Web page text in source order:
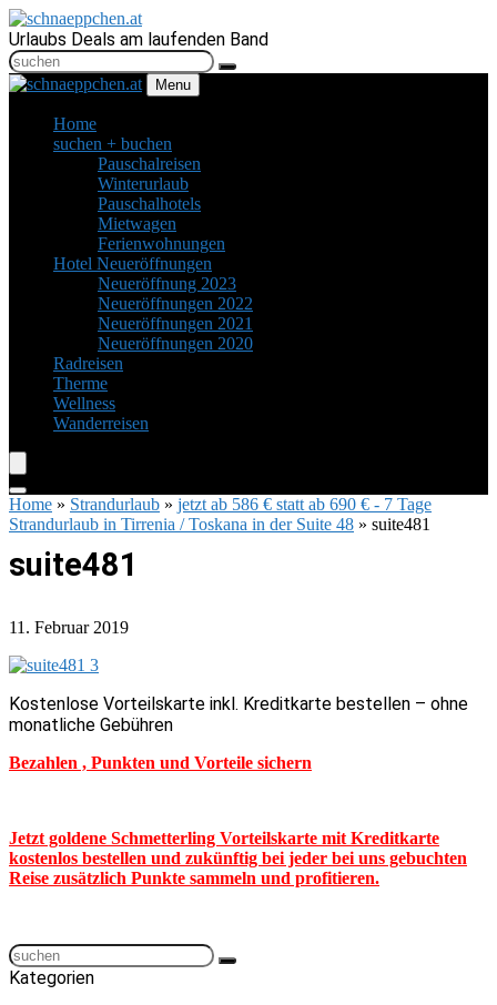
Urlaubs Deals am laufenden Band
Menu
Home
suchen + buchen
Pauschalreisen
Winterurlaub
Pauschalhotels
Mietwagen
Ferienwohnungen
Hotel Neueröffnungen
Neueröffnung 2023
Neueröffnungen 2022
Neueröffnungen 2021
Neueröffnungen 2020
Radreisen
Therme
Wellness
Wanderreisen
Home » Strandurlaub » jetzt ab 586 € statt ab 690 € - 7 Tage
Strandurlaub in Tirrenia / Toskana in der Suite 48 » suite481
suite481
11. Februar 2019
Kostenlose Vorteilskarte inkl. Kreditkarte bestellen – ohne
monatliche Gebühren
Bezahlen , Punkten und Vorteile sichern
Jetzt goldene Schmetterling Vorteilskarte mit Kreditkarte
kostenlos bestellen und zukünftig bei jeder bei uns gebuchten
Reise zusätzlich Punkte sammeln und profitieren.
Kategorien